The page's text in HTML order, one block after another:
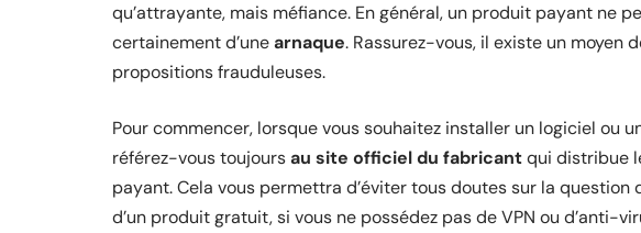
qu’attrayante, mais méfiance. En général, un produit payant ne
certainement d’unearnaque. Rassurez-vous, il existe un moyen
propositions frauduleuses.
Pour commencer, lorsque vous souhaitez installer un logiciel ou
référez-vous toujoursau site officiel du fabricantqui distribue
payant. Cela vous permettra d’éviter tous doutes sur la question
d’un produit gratuit, si vous ne possédez pas de VPN ou d’anti-